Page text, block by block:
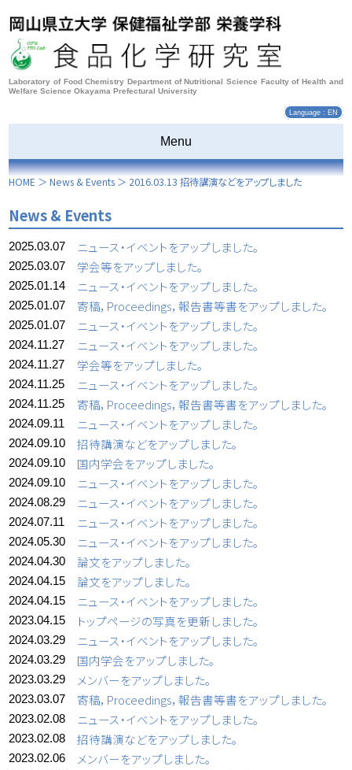
Laboratory of Food Chemistry Department of Nutritional Science Faculty of Health and
Welfare Science Okayama Prefectural University
Language : EN
Menu
HOME ＞News & Events ＞ 2016.03.13 招待講演などをアップしました
News & Events
2025.03.07 ニュース・イベントをアップしました。
2025.03.07 学会等をアップしました。
2025.01.14 ニュース・イベントをアップしました。
2025.01.07 寄稿，Proceedings，報告書等書をアップしました。
2025.01.07 ニュース・イベントをアップしました。
2024.11.27 ニュース・イベントをアップしました。
2024.11.27 学会等をアップしました。
2024.11.25 ニュース・イベントをアップしました。
2024.11.25 寄稿，Proceedings，報告書等書をアップしました。
2024.09.11 ニュース・イベントをアップしました。
2024.09.10 招待講演などをアップしました。
2024.09.10 国内学会をアップしました。
2024.09.10 ニュース・イベントをアップしました。
2024.08.29 ニュース・イベントをアップしました。
2024.07.11 ニュース・イベントをアップしました。
2024.05.30 ニュース・イベントをアップしました。
2024.04.30 論文をアップしました。
2024.04.15 論文をアップしました。
2024.04.15 ニュース・イベントをアップしました。
2023.04.15 トップページの写真を更新しました。
2024.03.29 ニュース・イベントをアップしました。
2024.03.29 国内学会をアップしました。
2023.03.29 メンバーをアップしました。
2023.03.07 寄稿，Proceedings，報告書等書をアップしました。
2023.02.08 ニュース・イベントをアップしました。
2023.02.08 招待講演などをアップしました。
2023.02.06 メンバーをアップしました。